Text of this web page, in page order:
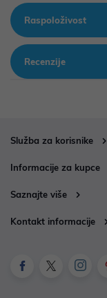
Raspoloživost
Recenzije
Služba za korisnike
Informacije za kupce
Saznajte više
Kontakt informacije